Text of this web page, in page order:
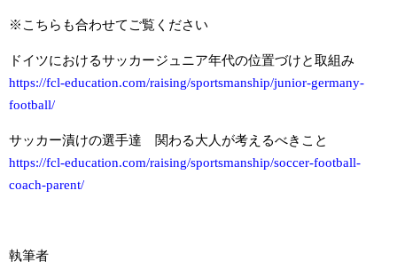
※こちらも合わせてご覧ください
ドイツにおけるサッカージュニア年代の位置づけと取組み
https://fcl-education.com/raising/sportsmanship/junior-germany-
football/
サッカー漬けの選手達 関わる大人が考えるべきこと
https://fcl-education.com/raising/sportsmanship/soccer-football-
coach-parent/
執筆者